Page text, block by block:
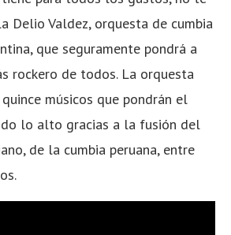
Delio Valdez, orquesta de cumbia
que seguramente pondrá a
rockero de todos. La orquesta
músicos que pondrán el
lo alto gracias a la fusión del
de la cumbia peruana, entre